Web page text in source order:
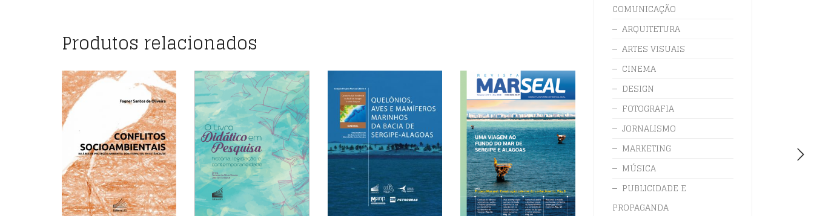
Produtos relacionados
COMUNICAÇÃO
ARQUITETURA
ARTES VISUAIS
CINEMA
DESIGN
FOTOGRAFIA
JORNALISMO
MARKETING
MÚSICA
PUBLICIDADE E
PROPAGANDA